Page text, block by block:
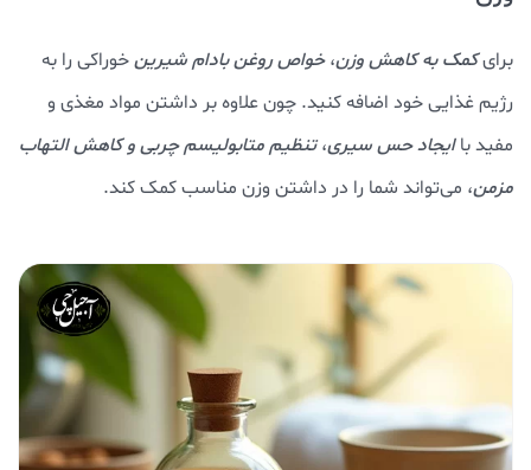
برایکمک به کاهش وزن،خواص روغن بادام شيرينخوراکی را به
رژیم غذایی خود اضافه کنید. چون علاوه بر داشتن مواد مغذی و
مفید باایجادحس سیری،تنظیم متابولیسم چربی و کاهش التهاب
مزمن، می‌تواند شما را در داشتن وزن مناسب کمک کند.